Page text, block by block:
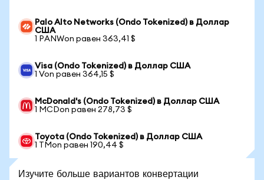
Palo Alto Networks (Ondo Tokenized) в Доллар
США
1 PANWon равен 363,41 $
Visa (Ondo Tokenized) в Доллар США
1 Von равен 364,15 $
McDonald's (Ondo Tokenized) в Доллар США
1 MCDon равен 278,73 $
Toyota (Ondo Tokenized) в Доллар США
1 TMon равен 190,44 $
Изучите больше вариантов конвертации